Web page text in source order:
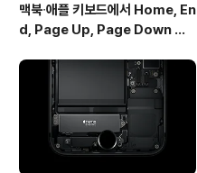
맥북∙애플 키보드에서 Home, En
d, Page Up, Page Down 키